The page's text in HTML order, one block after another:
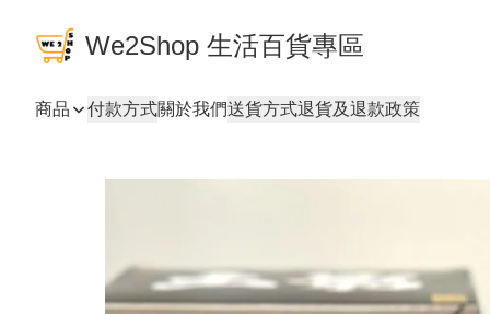
We2Shop 生活百貨專區
商品 付款方式關於我們送貨方式退貨及退款政策